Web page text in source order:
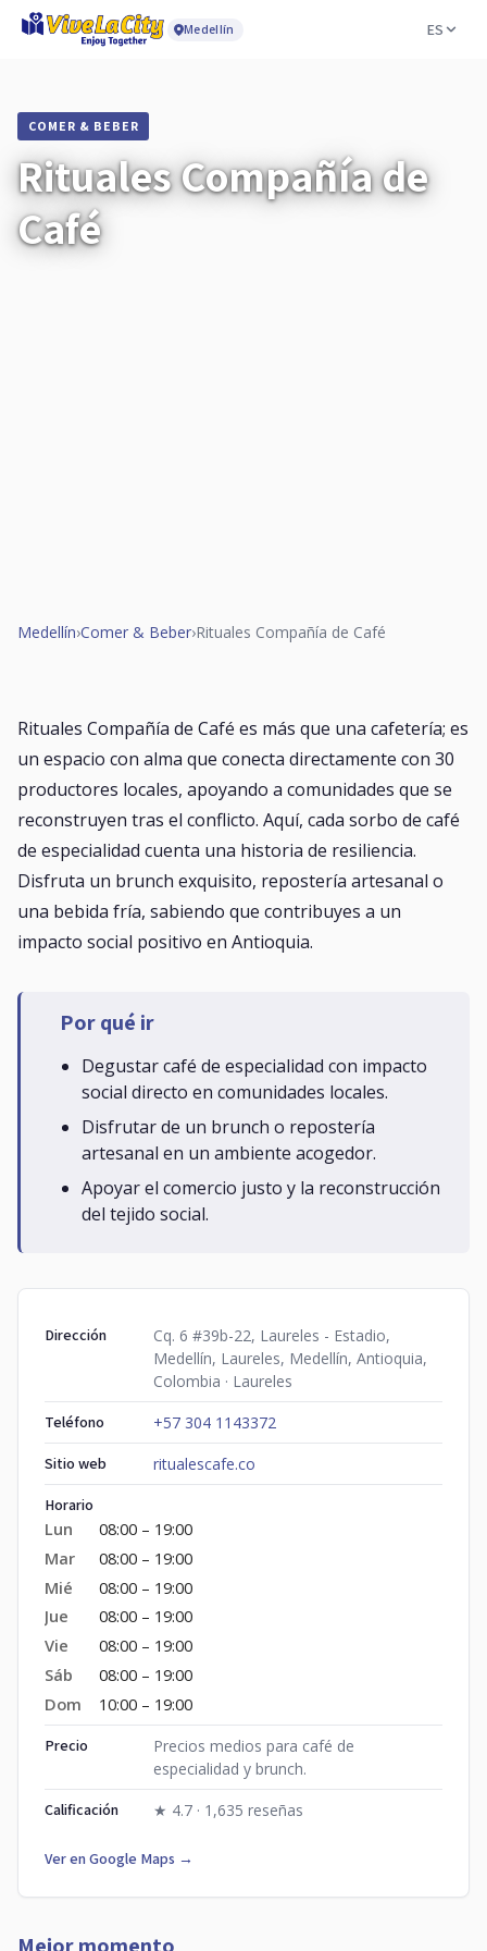
Medellín ES
COMER & BEBER
Rituales Compañía de
Café
Medellín›Comer & Beber›Rituales Compañía de Café
Rituales Compañía de Café es más que una cafetería; es
un espacio con alma que conecta directamente con 30
productores locales, apoyando a comunidades que se
reconstruyen tras el conflicto. Aquí, cada sorbo de café
de especialidad cuenta una historia de resiliencia.
Disfruta un brunch exquisito, repostería artesanal o
una bebida fría, sabiendo que contribuyes a un
impacto social positivo en Antioquia.
Por qué ir
Degustar café de especialidad con impacto
social directo en comunidades locales.
Disfrutar de un brunch o repostería
artesanal en un ambiente acogedor.
Apoyar el comercio justo y la reconstrucción
del tejido social.
Dirección
Cq. 6 #39b-22, Laureles - Estadio,
Medellín, Laureles, Medellín, Antioquia,
Colombia · Laureles
Teléfono +57 304 1143372
Sitio web ritualescafe.co
Horario
Lun
08:00 – 19:00
Mar
08:00 – 19:00
Mié
08:00 – 19:00
Jue
08:00 – 19:00
Vie
08:00 – 19:00
Sáb
08:00 – 19:00
Dom
10:00 – 19:00
Precio
Precios medios para café de
especialidad y brunch.
Calificación ★ 4.7 · 1,635 reseñas
Ver en Google Maps →
Mejor momento